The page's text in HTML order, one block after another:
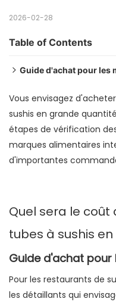
2026-02-28
Table of Contents
Guide d'achat pour les
Structure matérielle
Complexité
Les principales
Coûts d'outillage ou
Conformité en
Stabilité de la
Capacité de
Exposition aux
Vous envisagez
sushis en grande
étapes de vérification
marques alimentaires
d'importantes
Quel sera le
tubes à sushis en
Guide d'achat pour
Pour les restaurants de
les détaillants qui